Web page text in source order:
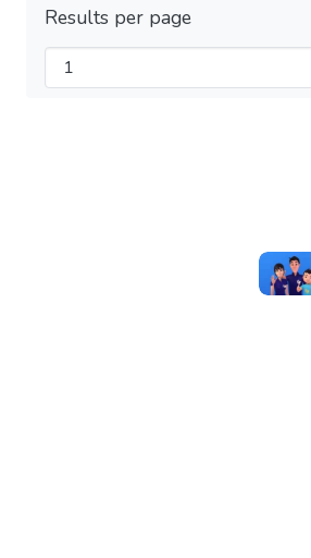
Results per page